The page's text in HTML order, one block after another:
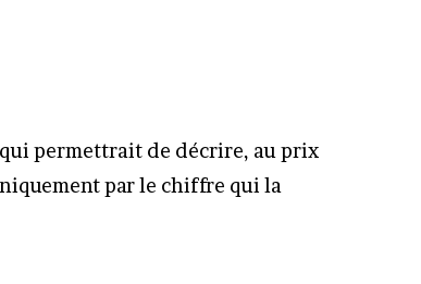
permettrait de décrire, au prix
par le chiffre qui la